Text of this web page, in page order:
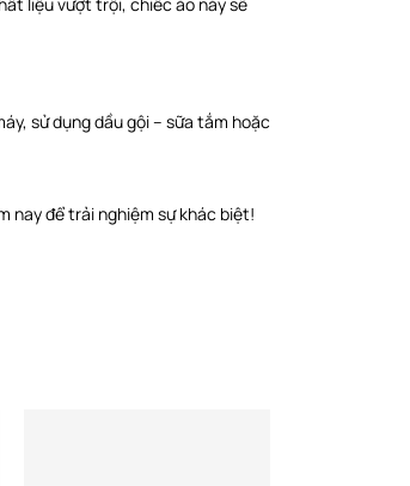
liệu vượt trội, chiếc áo này sẽ
sử dụng dầu gội – sữa tắm hoặc
nay để trải nghiệm sự khác biệt!